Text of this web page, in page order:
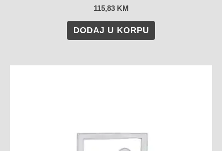
115,83 KM
DODAJ U KORPU